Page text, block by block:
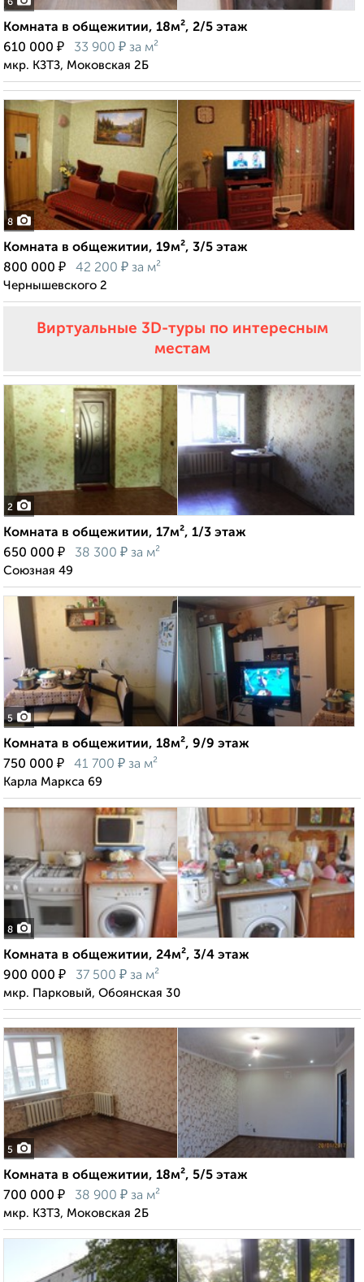
6
Комната в общежитии, 18м², 2/5 этаж
610 000 ₽ 33 900 ₽ за м²
мкр. КЗТЗ, Моковская 2Б
8
Комната в общежитии, 19м², 3/5 этаж
800 000 ₽ 42 200 ₽ за м²
Чернышевского 2
Виртуальные 3D-туры по интересным
местам
2
Комната в общежитии, 17м², 1/3 этаж
650 000 ₽ 38 300 ₽ за м²
Союзная 49
5
Комната в общежитии, 18м², 9/9 этаж
750 000 ₽ 41 700 ₽ за м²
Карла Маркса 69
8
Комната в общежитии, 24м², 3/4 этаж
900 000 ₽ 37 500 ₽ за м²
мкр. Парковый, Обоянская 30
5
Комната в общежитии, 18м², 5/5 этаж
700 000 ₽ 38 900 ₽ за м²
мкр. КЗТЗ, Моковская 2Б